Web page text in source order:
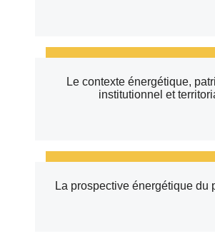
Le contexte énergétique,
institutionnel et
La prospective énergétique du